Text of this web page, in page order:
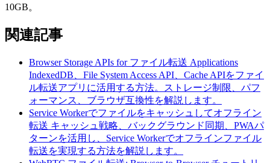
10GB。
関連記事
Browser Storage APIs for ファイル転送 Applications
IndexedDB、File System Access API、Cache APIをファイ
ル転送アプリに活用する方法。ストレージ制限、パフ
ォーマンス、ブラウザ互換性を解説します。
Service Workerでファイルをキャッシュしてオフライン
転送 キャッシュ戦略、バックグラウンド同期、PWAパ
ターンを活用し、Service Workerでオフラインファイル
転送を実現する方法を解説します。